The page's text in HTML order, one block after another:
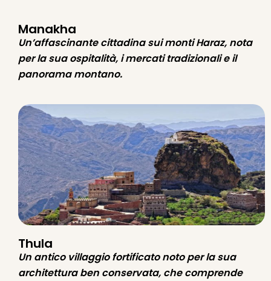
Manakha
Un’affascinante cittadina sui monti Haraz, nota
per la sua ospitalità, i mercati tradizionali e il
panorama montano.
Thula
Un antico villaggio fortificato noto per la sua
architettura ben conservata, che comprende